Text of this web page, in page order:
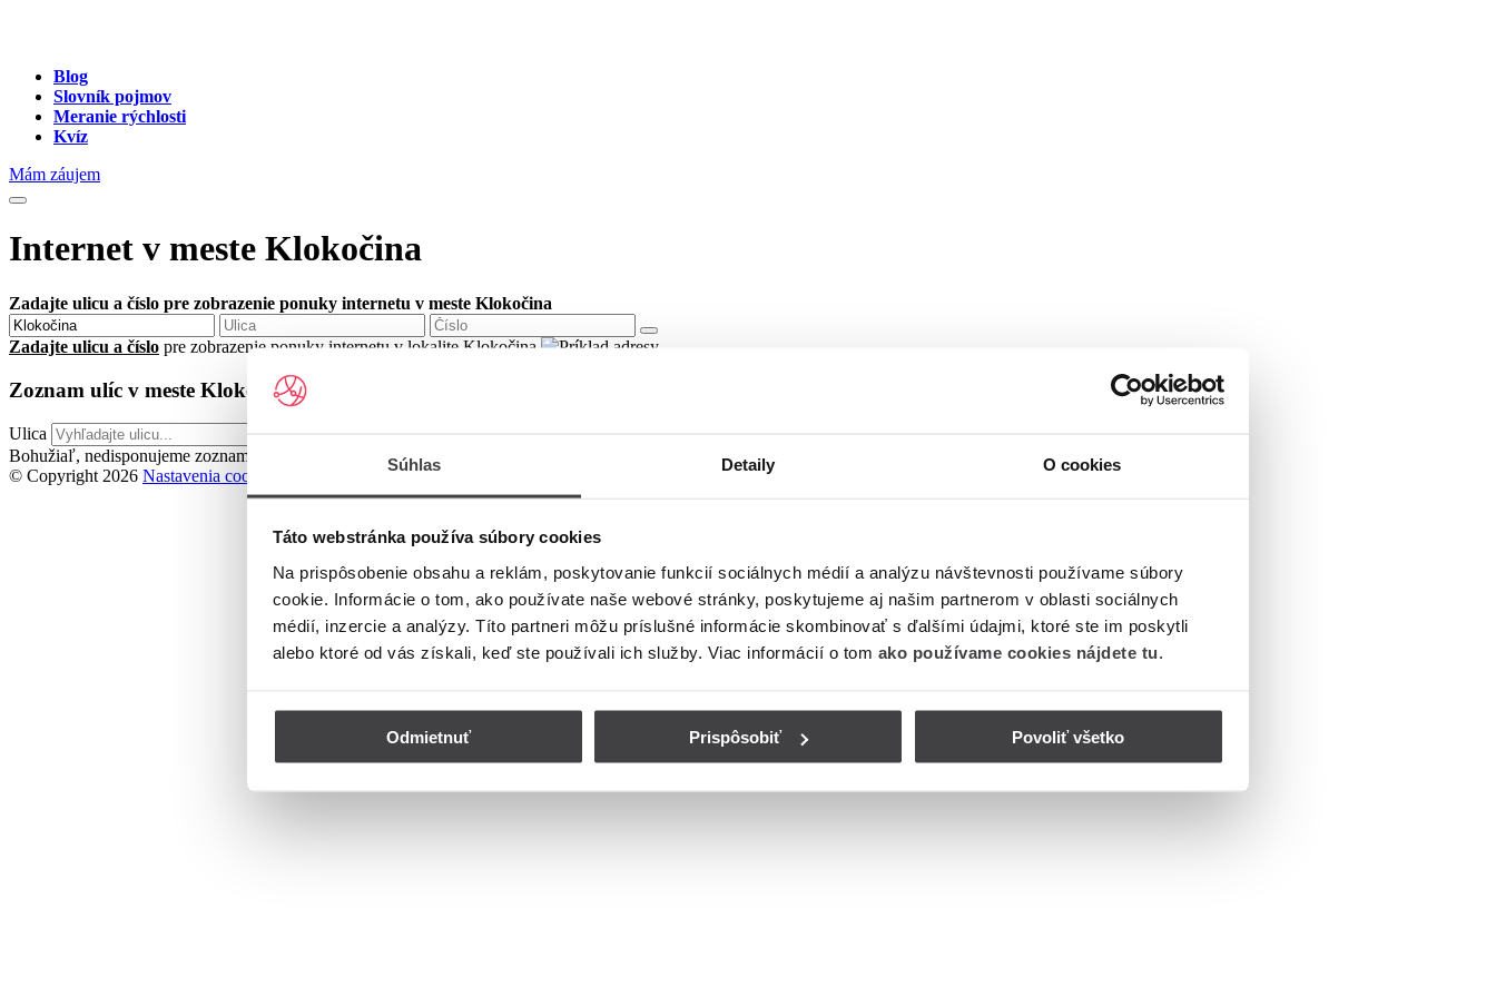
Súhlas Detaily O cookies
Táto webstránka používa súbory cookies
Na prispôsobenie obsahu a reklám, poskytovanie funkcií sociálnych médií a analýzu návštevnosti používame súbory
cookie. Informácie o tom, ako používate naše webové stránky, poskytujeme aj našim partnerom v oblasti sociálnych
médií, inzercie a analýzy. Títo partneri môžu príslušné informácie skombinovať s ďalšími údajmi, ktoré ste im poskytli
alebo ktoré od vás získali, keď ste používali ich služby. Viac informácií o tom ako používame cookies nájdete tu.
Odmietnuť Prispôsobiť Povoliť všetko
Blog
Slovník pojmov
Meranie rýchlosti
Kvíz
Mám záujem
Internet v meste Klokočina
Zadajte ulicu a číslo pre zobrazenie ponuky internetu v meste Klokočina
Zadajte ulicu a číslo pre zobrazenie ponuky internetu v lokalite Klokočina
Zoznam ulíc v meste Klokočina
Ulica
Bohužiaľ, nedisponujeme zoznamom dostupných ulíc v danom meste
© Copyright 2026 Nastavenia cookies